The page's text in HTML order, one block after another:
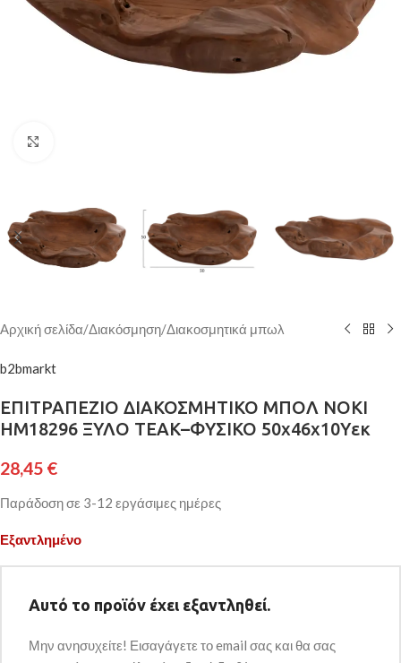
Αρχική σελίδα/Διακόσμηση/Διακοσμητικά μπωλ
b2bmarkt
ΕΠΙΤΡΑΠΕΖΙΟ ΔΙΑΚΟΣΜΗΤΙΚΟ ΜΠΟΛ NOKI
HM18296 ΞΥΛΟ ΤΕΑΚ–ΦΥΣΙΚΟ 50x46x10Yεκ
28,45 €
Παράδοση σε 3-12 εργάσιμες ημέρες
Εξαντλημένο
Αυτό το προϊόν έχει εξαντληθεί.
Μην ανησυχείτε! Εισαγάγετε το email σας και θα σας